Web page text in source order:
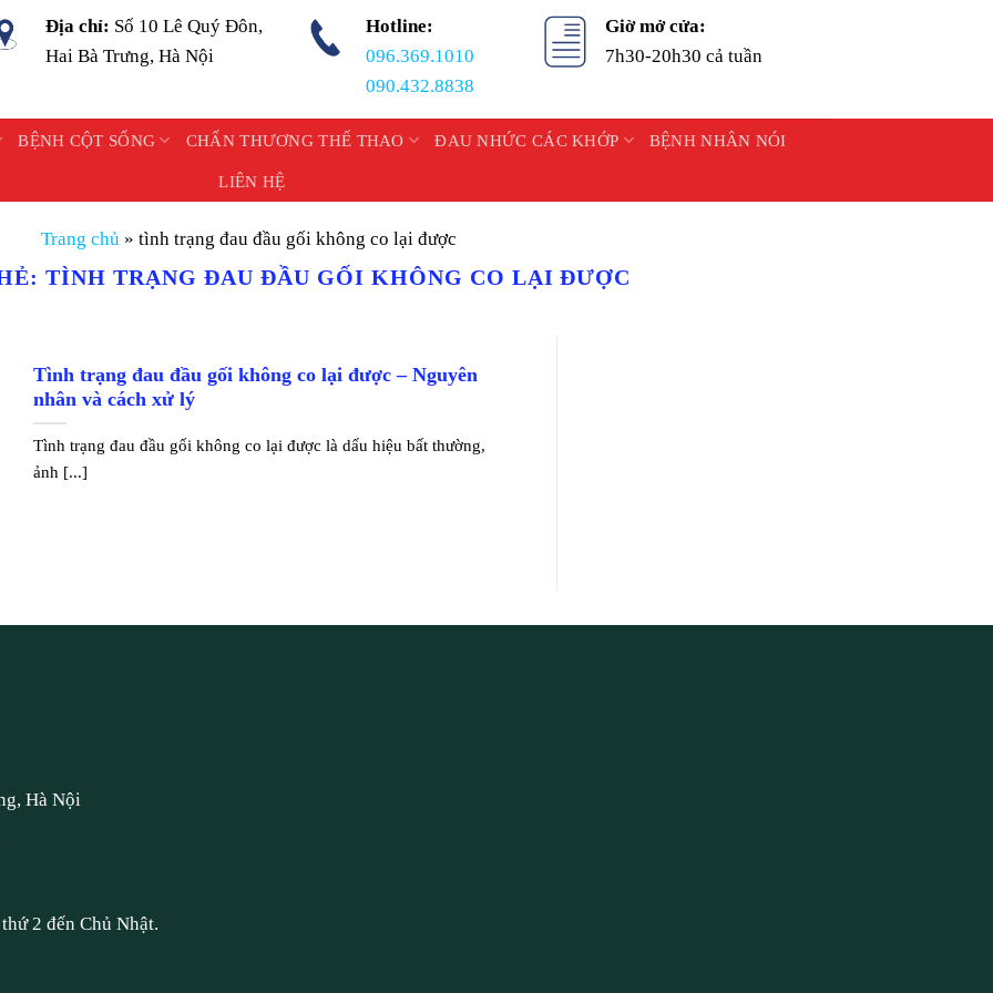
Địa chỉ: Số 10 Lê Quý Đôn,
Hai Bà Trưng, Hà Nội
Hotline:
096.369.1010
090.432.8838
Giờ mở cửa:
7h30-20h30 cả tuần
BỆNH CỘT SỐNG CHẤN THƯƠNG THỂ THAO ĐAU NHỨC CÁC KHỚP BỆNH NHÂN NÓI
LIÊN HỆ
Trang chủ » tình trạng đau đầu gối không co lại được
TÌNH TRẠNG ĐAU ĐẦU GỐI KHÔNG CO LẠI ĐƯỢC
Tình trạng đau đầu gối không co lại được – Nguyên
nhân và cách xử lý
Tình trạng đau đầu gối không co lại được là dấu hiệu bất thường,
ảnh [...]
Hà Nội
2 đến Chủ Nhật.